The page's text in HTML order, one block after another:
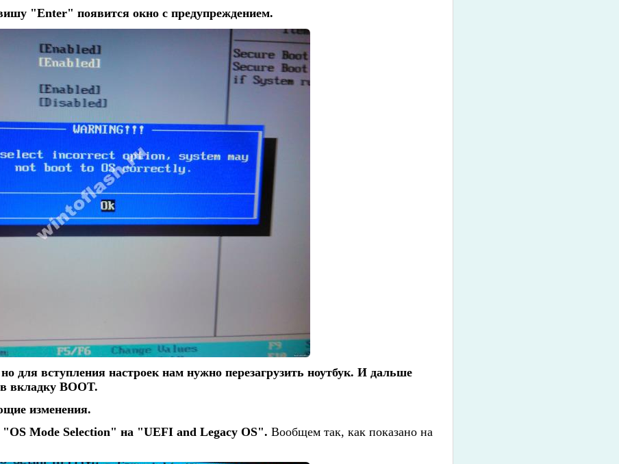
"Enter" появится окно с предупреждением.
для вступления настроек нам нужно перезагрузить ноутбук. И дальше
вкладку BOOT.
изменения.
"OS Mode Selection" на "UEFI and Legacy OS". Вообщем так, как показано на